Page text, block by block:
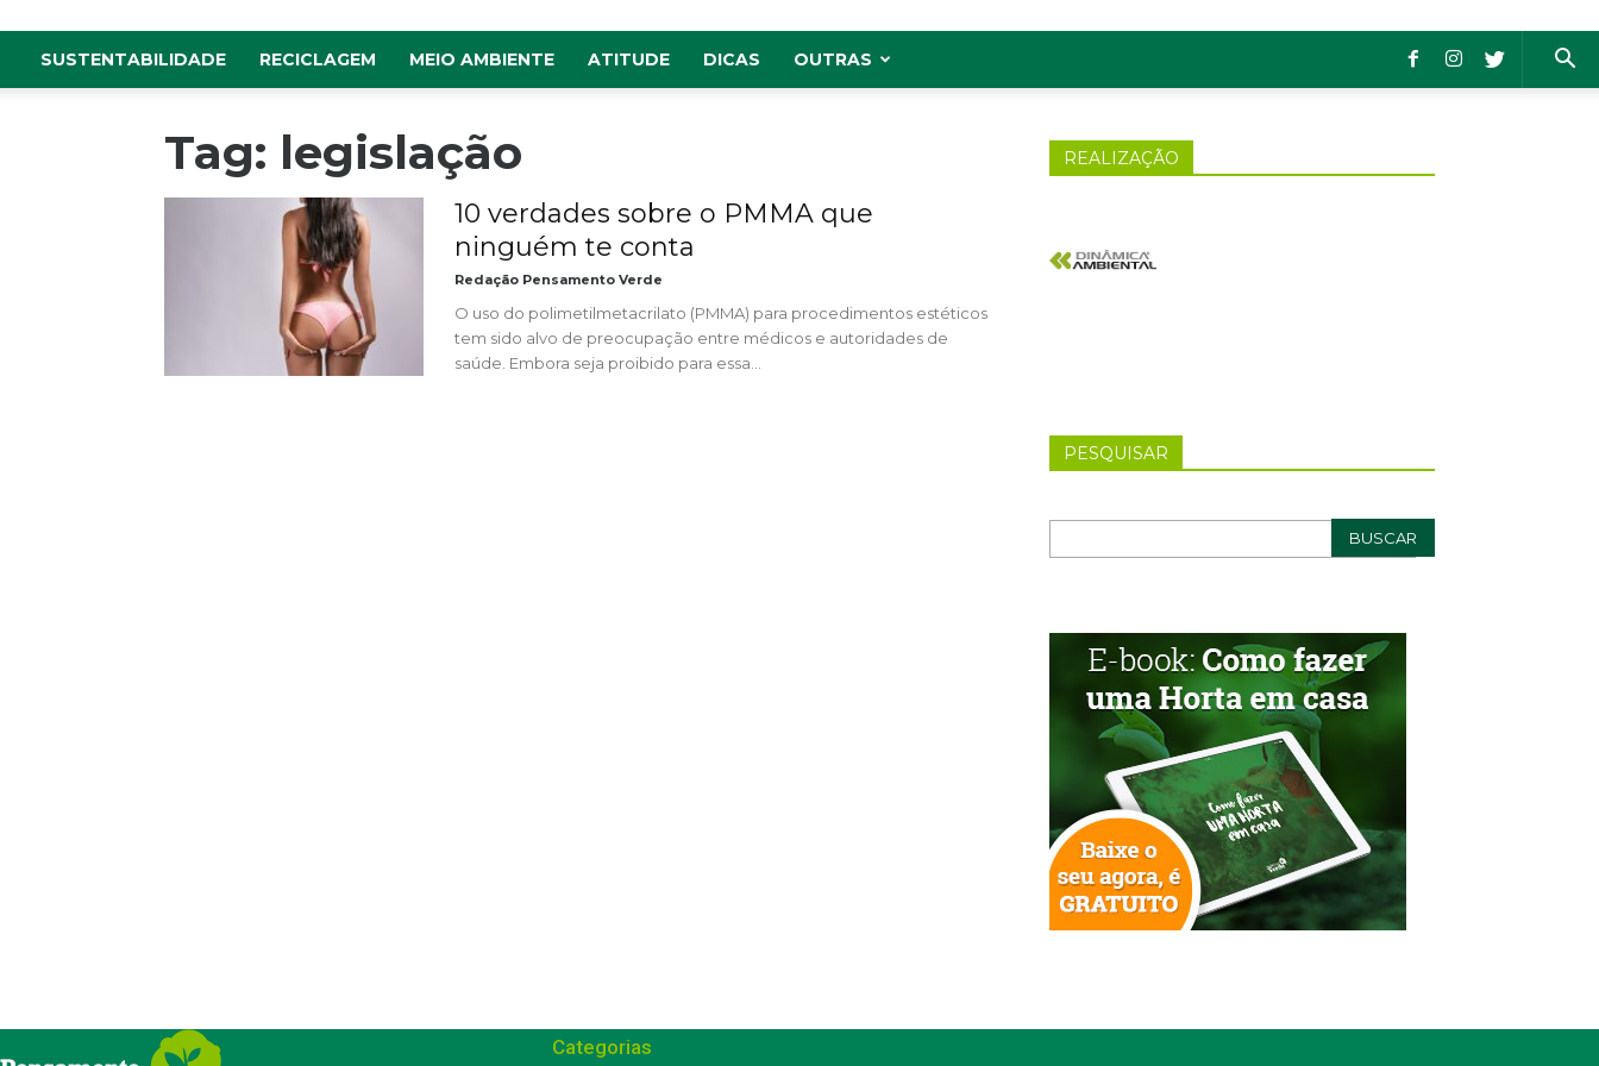
SUSTENTABILIDADE RECICLAGEM MEIO AMBIENTE ATITUDE DICAS OUTRAS
Tag: legislação
10 verdades sobre o PMMA que
ninguém te conta
Redação Pensamento Verde
O uso do polimetilmetacrilato (PMMA) para procedimentos estéticos
tem sido alvo de preocupação entre médicos e autoridades de
saúde. Embora seja proibido para essa...
REALIZAÇÃO
PESQUISAR
Categorias